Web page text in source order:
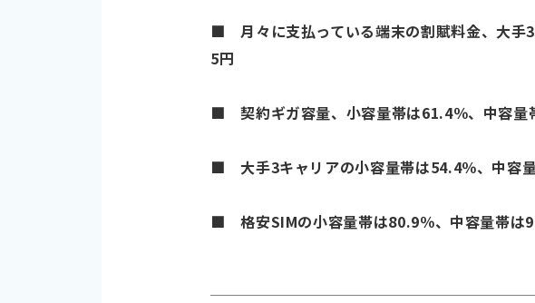
■ 月々に支払っている端末の割賦料金、大手
5円
■ 契約ギガ容量、小容量帯は61.4％、中容量
■ 大手3キャリアの小容量帯は54.4％、中容
■ 格安SIMの小容量帯は80.9％、中容量帯は